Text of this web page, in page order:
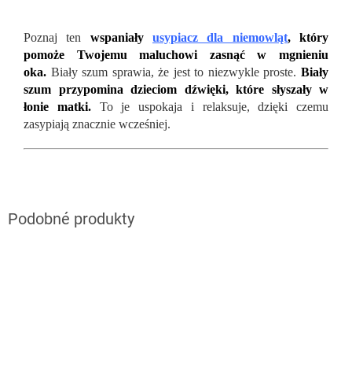
Poznaj ten wspaniały usypiacz dla niemowląt, który
pomoże Twojemu maluchowi zasnąć w mgnieniu
oka. Biały szum sprawia, że jest to niezwykle proste.Biały
szum przypomina dzieciom dźwięki, które słyszały w
łonie matki.
To je uspokaja i relaksuje, dzięki czemu
zasypiają znacznie wcześniej.